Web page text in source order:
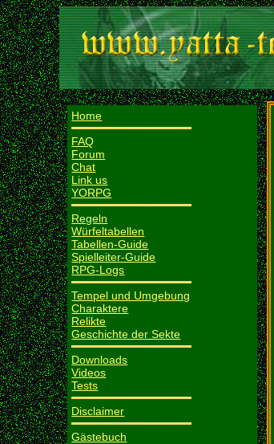
Home
FAQ
Forum
Chat
Link us
YORPG
Regeln
Würfeltabellen
Tabellen-Guide
Spielleiter-Guide
RPG-Logs
Tempel und Umgebung
Charaktere
Relikte
Geschichte der Sekte
Downloads
Videos
Tests
Disclaimer
Gästebuch